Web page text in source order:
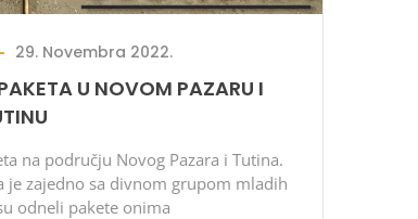
29. Novembra 2022.
U NOVOM PAZARU I
na području Novog Pazara i Tutina.
je zajedno sa divnom grupom mladih
odneli pakete onima